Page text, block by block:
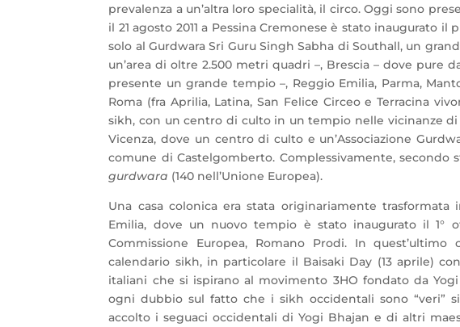
prevalenza a un’altra loro specialità, il circo. Oggi sono
il 21 agosto 2011 a Pessina Cremonese è stato inaugurato
solo al Gurdwara Sri Guru Singh Sabha di Southall, un
un’area di oltre 2.500 metri quadri –, Brescia – dove pure
presente un grande tempio –, Reggio Emilia, Parma,
Roma (fra Aprilia, Latina, San Felice Circeo e Terracina
sikh, con un centro di culto in un tempio nelle vicinanze
Vicenza, dove un centro di culto e un’Associazione
comune di Castelgomberto. Complessivamente,
gurdwara (140 nell’Unione Europea).
Una casa colonica era stata originariamente
Emilia, dove un nuovo tempio è stato inaugurato il 1°
Commissione Europea, Romano Prodi. In
calendario sikh, in particolare il Baisaki Day (13 aprile)
italiani che si ispirano al movimento 3HO fondato da
ogni dubbio sul fatto che i sikh occidentali sono “veri”
accolto i seguaci occidentali di Yogi Bhajan e di altri